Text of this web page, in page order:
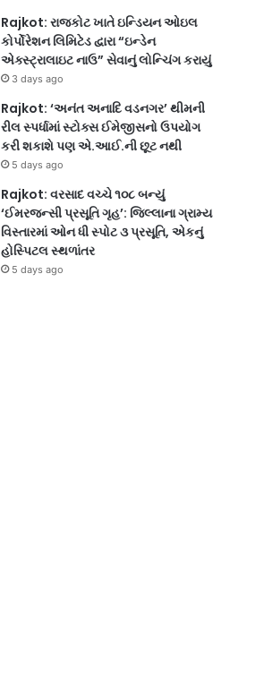
Rajkot: રાજકોટ ખાતે ઇન્ડિયન ઓઇલ
કોર્પોરેશન લિમિટેડ દ્વારા “ઇન્ડેન
એક્સ્ટ્રાલાઇટ નાઉ” સેવાનું લોન્ચિંગ કરાયું
3 days ago
Rajkot: ‘અનંત અનાદિ વડનગર’ થીમની
રીલ સ્પર્ધામાં સ્ટોક્સ ઈમેજીસનો ઉપયોગ
કરી શકાશે પણ એ.આઈ.ની છૂટ નથી
5 days ago
Rajkot: વરસાદ વચ્ચે ૧૦૮ બન્યું
‘ઈમરજન્સી પ્રસૂતિ ગૃહ’: જિલ્લાના ગ્રામ્ય
વિસ્તારમાં ઓન ધી સ્પોટ ૩ પ્રસૂતિ, એકનું
હોસ્પિટલ સ્થળાંતર
5 days ago